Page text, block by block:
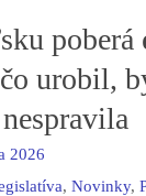
poberá
urobil,
2026
,Novinky,